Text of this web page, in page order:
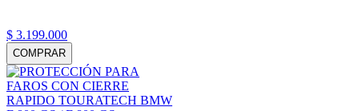
$ 3.199.000
COMPRAR